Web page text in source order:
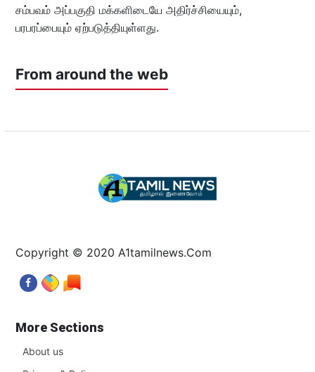
சம்பவம் அப்பகுதி மக்களிடையே அதிர்ச்சியையும்,
பரபரப்பையும் ஏற்படுத்தியுள்ளது.
From around the web
Copyright © 2020 A1tamilnews.Com
More Sections
About us